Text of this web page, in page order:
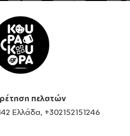
πελατών
Ελλάδα, +302152151246